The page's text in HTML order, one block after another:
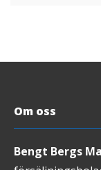
Om oss
Bengt Bergs